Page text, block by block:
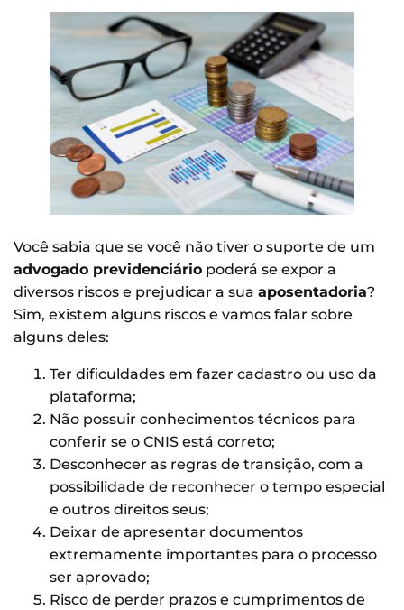
Você sabia que se você não tiver o suporte de um
advogado previdenciário poderá se expor a
diversos riscos e prejudicar a sua aposentadoria?
Sim, existem alguns riscos e vamos falar sobre
alguns deles:
Ter dificuldades em fazer cadastro ou uso da
plataforma;
Não possuir conhecimentos técnicos para
conferir se o CNIS está correto;
Desconhecer as regras de transição, com a
possibilidade de reconhecer o tempo especial
e outros direitos seus;
Deixar de apresentar documentos
extremamente importantes para o processo
ser aprovado;
Risco de perder prazos e cumprimentos de